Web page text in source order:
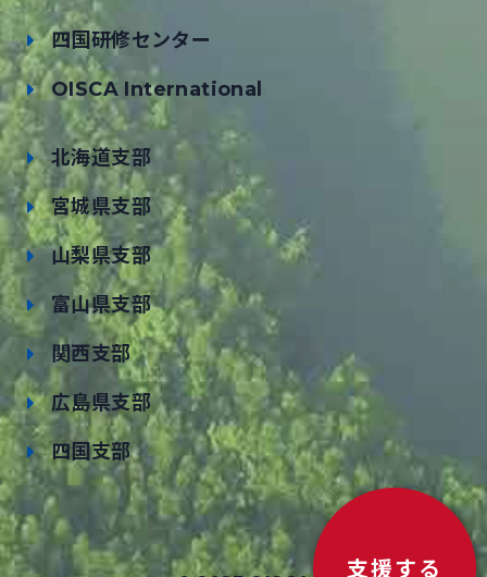
支援する
四国研修センター
OISCA International
北海道支部
宮城県支部
山梨県支部
富山県支部
関西支部
広島県支部
四国支部